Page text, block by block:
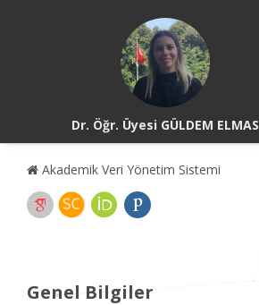
Dr. Öğr. Üyesi GÜLDEM ELMAS
Akademik Veri Yönetim Sistemi
Genel Bilgiler